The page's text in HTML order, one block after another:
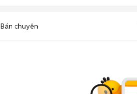
Bán chuyên